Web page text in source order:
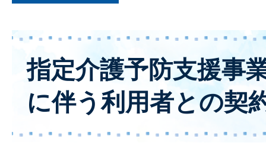
指定介護予防支援事
に伴う利用者との契